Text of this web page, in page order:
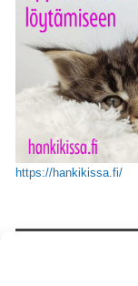
https://hankikissa.fi/